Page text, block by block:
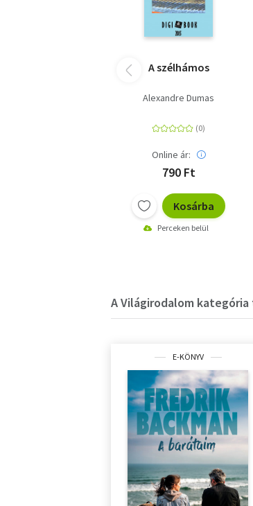
A szélhámos
Alexandre Dumas
Online ár:
790 Ft
Kosárba
Perceken belül
A Világirodalom
E-KÖNYV